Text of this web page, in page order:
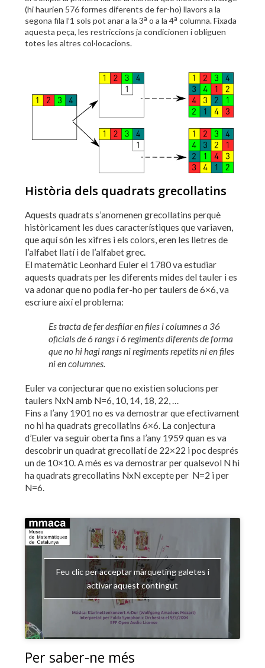
(hi haurien 576 formes diferents de fer-ho) llavors a la
segona fila l’1 sols pot anar a la 3a o a la 4a columna. Fixada
aquesta peça, les restriccions ja condicionen i obliguen
totes les altres col·locacions.
Història dels quadrats grecollatins
Aquests quadrats s’anomenen grecollatins perquè
històricament les dues característiques que variaven,
que aquí són les xifres i els colors, eren les lletres de
l’alfabet llatí i de l’alfabet grec.
El matemàtic Leonhard Euler el 1780 va estudiar
aquests quadrats per les diferents mides del tauler i es
va adonar que no podia fer-ho per taulers de 6×6, va
escriure així el problema:
Es tracta de fer desfilar en files i columnes a 36
oficials de 6 rangs i 6 regiments diferents de forma
que no hi hagi rangs ni regiments repetits ni en files
ni en columnes.
Euler va conjecturar que no existien solucions per
taulers NxN amb N=6, 10, 14, 18, 22, …
Fins a l’any 1901 no es va demostrar que efectivament
no hi ha quadrats grecollatins 6×6. La conjectura
d’Euler va seguir oberta fins a l’any 1959 quan es va
descobrir un quadrat grecollatí de 22×22 i poc després
un de 10×10. A més es va demostrar per qualsevol N hi
ha quadrats grecollatins NxN excepte per N=2 i per
N=6.
Feu clic per acceptar màrqueting galetes i
activar aquest contingut
Per saber-ne més